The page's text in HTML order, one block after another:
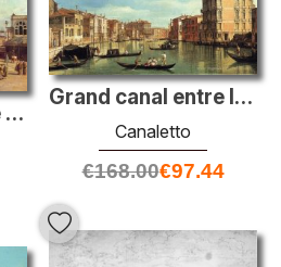
San Marco Square (Venise)
Grand canal entre le Palazzo Bembo et la vendramin Palazzo
Canaletto
€168.00€97.44